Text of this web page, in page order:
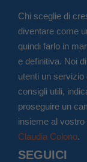
Chi sceglie di
diventare come
quindi farlo in
e definitiva. Noi
utenti un
consigli utili,
proseguire un
insieme al vostro
Claudia Colono.
SEGUICI